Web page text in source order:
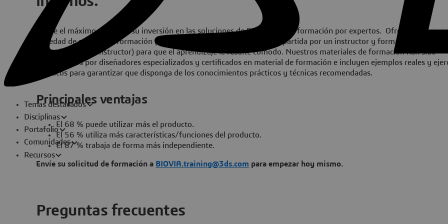
Temas destacados
Disciplinas
Portafolio
Comunidades
Recursos
Saque el máximo partido a su inversión en las soluciones de BIOVIA con la formación por expertos. Ofrecemos una
variedad de medios de formación (e-learning, formación a distancia impartida por un instructor y formación presencial
impartida por un instructor) para que el aprendizaje le resulte cómodo. Nuestros materiales de formación han sido
desarrollados por diseñadores especializados y certificados en material de formación e incluyen ejemplos reales y
prácticos para garantizar que disponga de los conocimientos prácticos y técnicas recomendadas.
Principales ventajas
El 68 % puede utilizar más el producto.
El 56 % utiliza más características/funciones del producto.
El 87 % trabaja de forma más independiente.
Envíe su solicitud de formación a BIOVIA.training@3ds.com para empezar hoy mismo.
Preguntas frecuentes